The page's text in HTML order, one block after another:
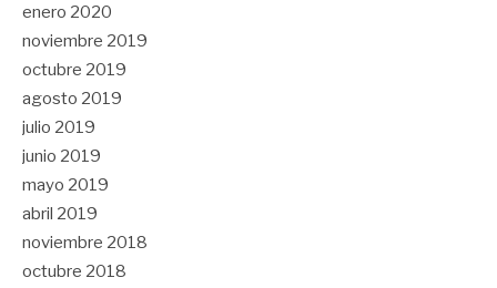
enero 2020
noviembre 2019
octubre 2019
agosto 2019
julio 2019
junio 2019
mayo 2019
abril 2019
noviembre 2018
octubre 2018